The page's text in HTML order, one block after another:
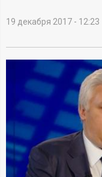
и
н
р
м
19 декабря 2017 - 12:23